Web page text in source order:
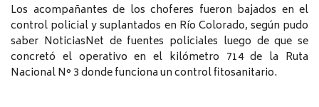
Los acompañantes de los choferes fueron bajados en el
control policial y suplantados en Río Colorado, según pudo
saber NoticiasNet de fuentes policiales luego de que se
concretó el operativo en el kilómetro 714 de la Ruta
Nacional N° 3 donde funciona un control fitosanitario.